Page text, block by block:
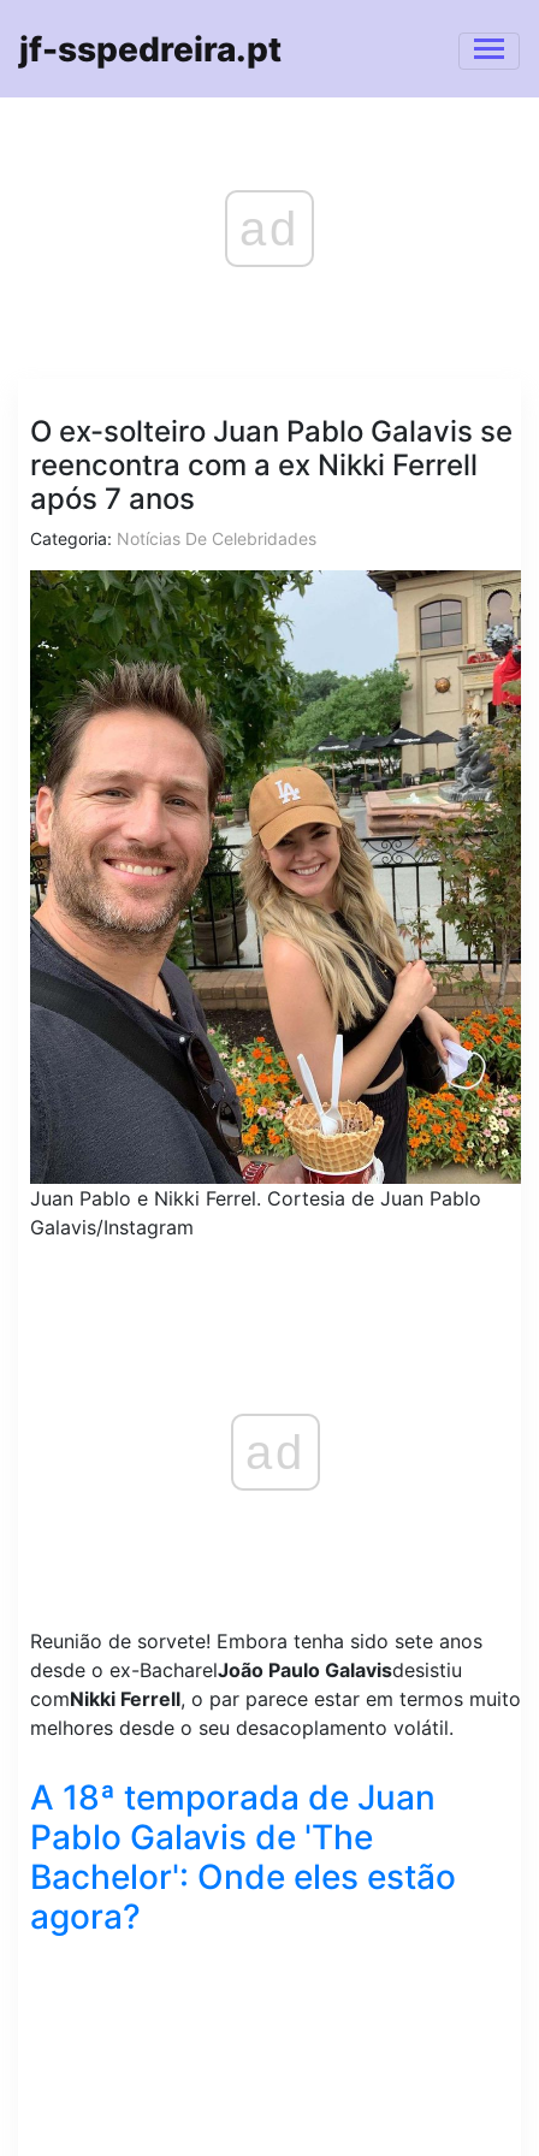
jf-sspedreira.pt
ad
O ex-solteiro Juan Pablo Galavis se
reencontra com a ex Nikki Ferrell
após 7 anos
Categoria: Notícias De Celebridades
Juan Pablo e Nikki Ferrel. Cortesia de Juan Pablo
Galavis/Instagram
ad
Reunião de sorvete! Embora tenha sido sete anos
desde o ex-BacharelJoão Paulo Galavisdesistiu
comNikki Ferrell, o par parece estar em termos muito
melhores desde o seu desacoplamento volátil.
A 18ª temporada de Juan
Pablo Galavis de 'The
Bachelor': Onde eles estão
agora?